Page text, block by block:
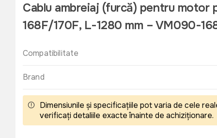
Cablu ambreiaj (furcă) pentru motor
168F/170F, L-1280 mm – VM090-
Compatibilitate
Brand
Dimensiunile și specificațiile pot varia de cele
verificați detaliile exacte înainte de achiziționare.